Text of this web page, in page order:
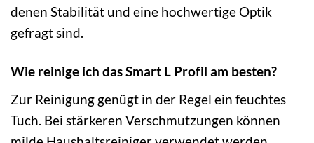
denen Stabilität und eine hochwertige Optik
gefragt sind.
Wie reinige ich das Smart L Profil am besten?
Zur Reinigung genügt in der Regel ein feuchtes
Tuch. Bei stärkeren Verschmutzungen können